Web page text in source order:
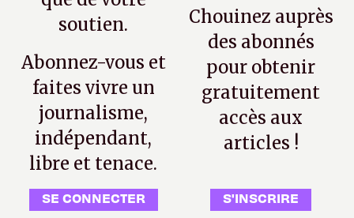
soutien.
Abonnez-vous et
faites vivre un
journalisme,
indépendant,
libre et tenace.
SE CONNECTER
Chouinez auprès
des abonnés
pour obtenir
gratuitement
accès aux
articles !
S'INSCRIRE